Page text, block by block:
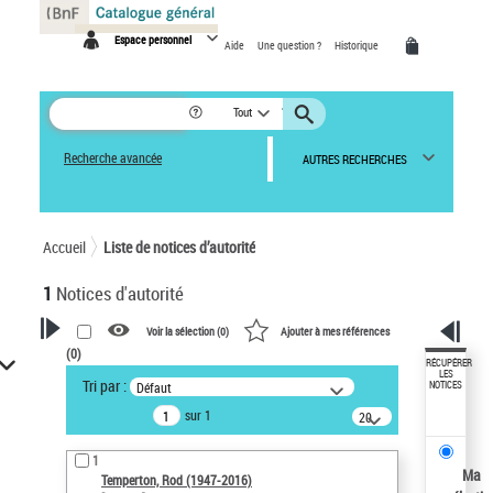
Espace personnel Aide Une question ? Historique
Tout
Recherche avancée AUTRES RECHERCHES
Accueil Liste de notices d’autorité
1 Notices d'autorité
VOTRE RECHERCHE
Recherche avancée dans les
notices d’autorité
Œuvres liées à l'auteur :
Temperton, Rod (1947-2016)
Voir la sélection (0) Ajouter à mes références
(0)
Tri par : Défaut
sur 1
20
résultats/page
1
Temperton, Rod (1947-2016)
RÉCUPÉRER
LES
NOTICES
Ma
Panneau de gestion des cookies